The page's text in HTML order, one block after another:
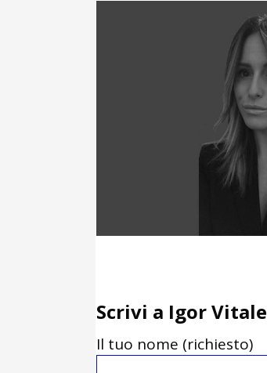
Scrivi a Igor Vitale
Il tuo nome (richiesto)